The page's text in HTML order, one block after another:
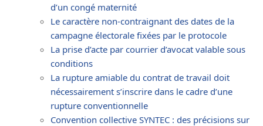
d’un congé maternité
Le caractère non-contraignant des dates de la
campagne électorale fixées par le protocole
La prise d’acte par courrier d’avocat valable sous
conditions
La rupture amiable du contrat de travail doit
nécessairement s’inscrire dans le cadre d’une
rupture conventionnelle
Convention collective SYNTEC : des précisions sur